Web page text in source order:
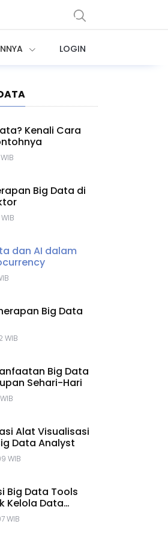
LOGIN
Kenali Cara
Big Data di
dan AI dalam
Big Data
WIB
Big Data
Sehari-Hari
Alat Visualisasi
Data Analyst
WIB
Big Data Tools
Kelola Data
WIB